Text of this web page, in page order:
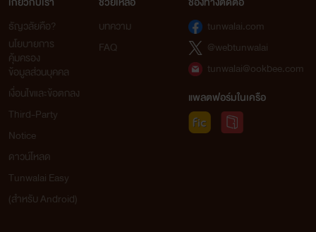
ธัญวลัยคือ?
นโยบายการ
คุ้มครอง
ข้อมูลส่วนบุคคล
เงื่อนไขและข้อตกลง
Third-Party
Notice
ดาวน์โหลด
Tunwalai Easy
(สำหรับ Android)
บทความ
FAQ
tunwalai.com
@webtunwalai
tunwalai@ookbee.com
แพลตฟอร์มในเครือ